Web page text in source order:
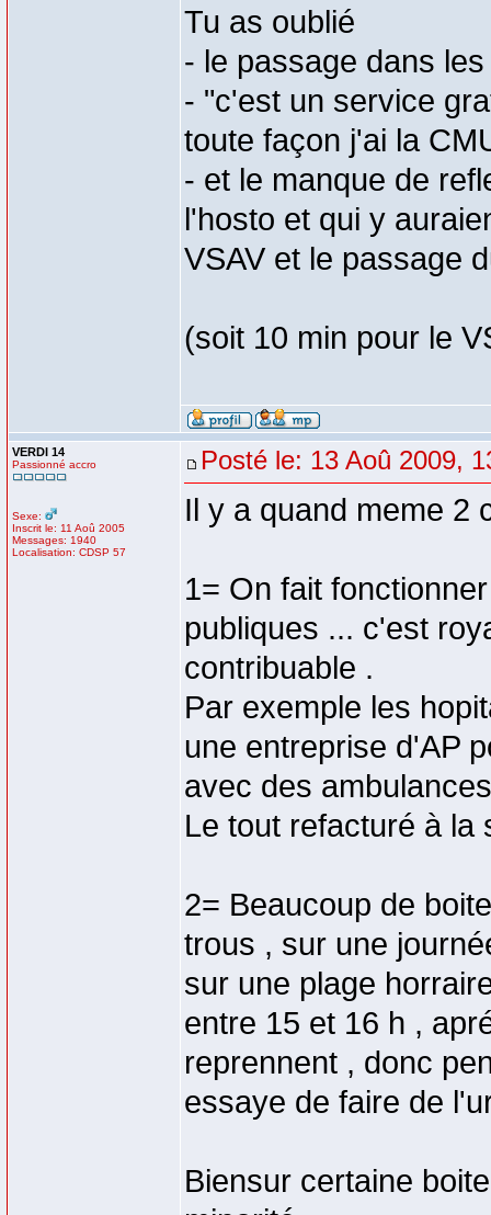
Tu as oublié
- le passage dans
- "c'est un service
toute façon j'ai la
- et le manque de
l'hosto et qui y
VSAV et le passage
(soit 10 min pour le
VERDI 14
Passionné accro
Sexe:
Inscrit le: 11 Aoû 2005
Messages: 1940
Localisation: CDSP 57
Posté le: 13 Aoû 2009,
Il y a quand meme 2
1= On fait
publiques ... c'est
contribuable .
Par exemple les
une entreprise d'AP
avec des
Le tout refacturé à la
2= Beaucoup de
trous , sur une
sur une plage
entre 15 et 16 h ,
reprennent , donc
essaye de faire de
Biensur certaine